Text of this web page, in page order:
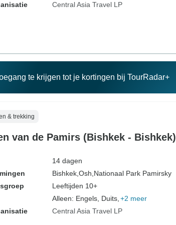
Central Asia Travel LP
te krijgen tot je kortingen bij TourRadar+
& trekking
van de Pamirs (Bishkek - Bishkek)
14 dagen
Bishkek, Osh, Nationaal Park Pamirsky
Leeftijden 10+
Alleen: Engels, Duits, +2 meer
Central Asia Travel LP